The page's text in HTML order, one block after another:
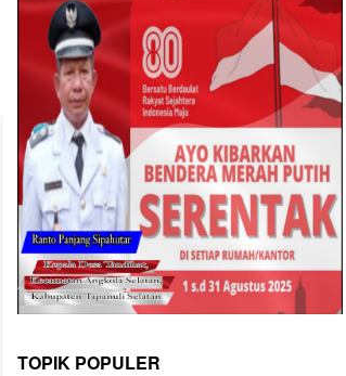
TOPIK POPULER